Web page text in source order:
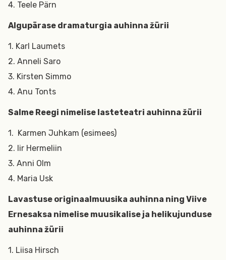
4. Teele Pärn
Algupärase dramaturgia auhinna žürii
1. Karl Laumets
2. Anneli Saro
3. Kirsten Simmo
4. Anu Tonts
Salme Reegi nimelise lasteteatri auhinna žürii
1. Karmen Juhkam (esimees)
2. Iir Hermeliin
3. Anni Olm
4. Maria Usk
Lavastuse originaalmuusika auhinna ning Viive
Ernesaksa nimelise muusikalise ja helikujunduse
auhinna žürii
1. Liisa Hirsch